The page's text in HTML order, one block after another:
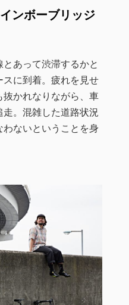
ンボーブリッジ
あって渋滞するかと
に到着。疲れを見せ
かれなりながら、車
。混雑した道路状況
ないということを身